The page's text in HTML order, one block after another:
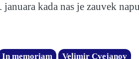
kada nas je zauvek
In memoriam Velimir Cvejanov